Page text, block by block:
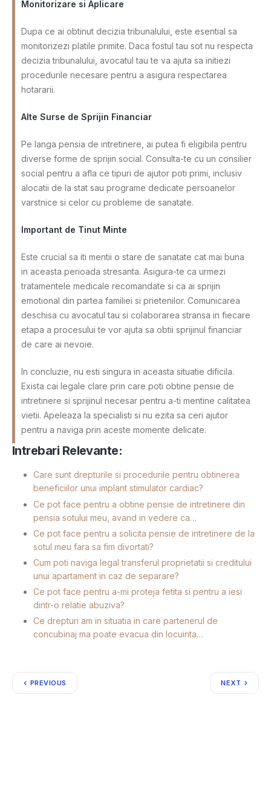
Monitorizare si Aplicare
Dupa ce ai obtinut decizia tribunalului, este esential sa
monitorizezi platile primite. Daca fostul tau sot nu respecta
decizia tribunalului, avocatul tau te va ajuta sa initiezi
procedurile necesare pentru a asigura respectarea
hotararii.
Alte Surse de Sprijin Financiar
Pe langa pensia de intretinere, ai putea fi eligibila pentru
diverse forme de sprijin social. Consulta-te cu un consilier
social pentru a afla ce tipuri de ajutor poti primi, inclusiv
alocatii de la stat sau programe dedicate persoanelor
varstnice si celor cu probleme de sanatate.
Important de Tinut Minte
Este crucial sa iti mentii o stare de sanatate cat mai buna
in aceasta perioada stresanta. Asigura-te ca urmezi
tratamentele medicale recomandate si ca ai sprijin
emotional din partea familiei si prietenilor. Comunicarea
deschisa cu avocatul tau si colaborarea stransa in fiecare
etapa a procesului te vor ajuta sa obtii sprijinul financiar
de care ai nevoie.
In concluzie, nu esti singura in aceasta situatie dificila.
Exista cai legale clare prin care poti obtine pensie de
intretinere si sprijinul necesar pentru a-ti mentine calitatea
vietii. Apeleaza la specialisti si nu ezita sa ceri ajutor
pentru a naviga prin aceste momente delicate.
Intrebari Relevante:
Care sunt drepturile si procedurile pentru obtinerea
beneficiilor unui implant stimulator cardiac?
Ce pot face pentru a obtine pensie de intretinere din
pensia sotului meu, avand in vedere ca…
Ce pot face pentru a solicita pensie de intretinere de la
sotul meu fara sa fim divortati?
Cum poti naviga legal transferul proprietatii si creditului
unui apartament in caz de separare?
Ce pot face pentru a-mi proteja fetita si pentru a iesi
dintr-o relatie abuziva?
Ce drepturi am in situatia in care partenerul de
concubinaj ma poate evacua din locuinta…
PREVIOUS NEXT